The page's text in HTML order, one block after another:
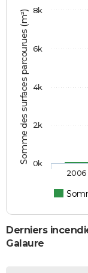
Somme des surfaces parcourues (m²)
2006
0k
2k
4k
6k
8k
Derniers
Galaure